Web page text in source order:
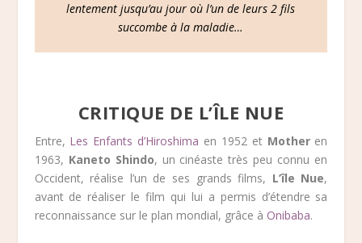
lentement jusqu’au jour où l’un de leurs 2 fils
succombe à la maladie…
CRITIQUE DE L’ÎLE NUE
Entre, Les Enfants d’Hiroshima en 1952 et Motheren
1963, Kaneto Shindo, un cinéaste très peu connu en
Occident, réalise l’un de ses grands films, L’île Nue,
avant de réaliser le film qui lui a permis d’étendre sa
reconnaissance sur le plan mondial, grâce à Onibaba.